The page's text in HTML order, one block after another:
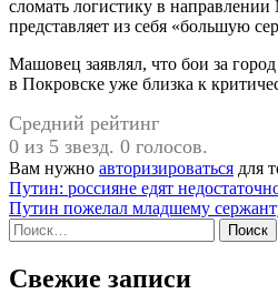
сломать логистику в
представляет из себя «большую
Машовец заявлял, что бои за
в Покровске уже близка к
Средний рейтинг
0 из 5 звезд. 0 голосов.
Вам нужно авторизироваться для
Навигация
по
записям
Путин: россияне едят
Путин пожелал младшему
Найти:
Свежие записи